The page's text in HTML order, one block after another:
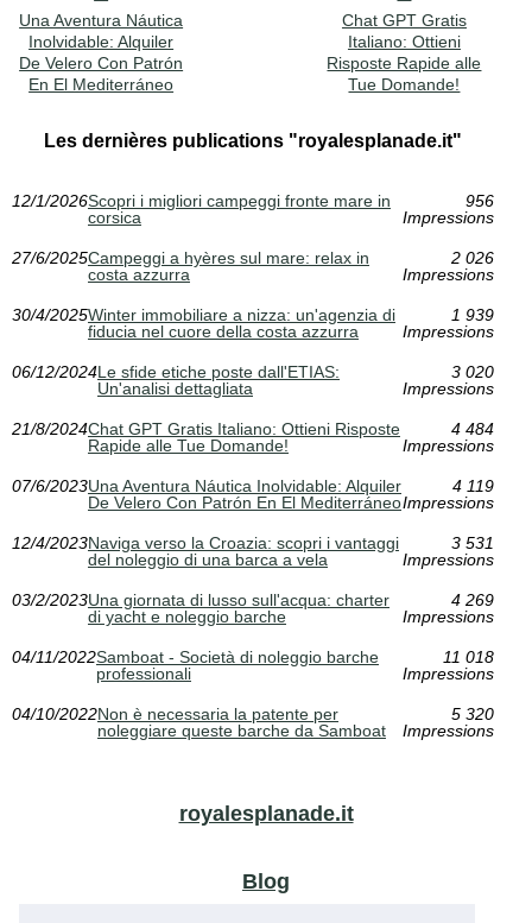
Una Aventura Náutica
Inolvidable: Alquiler
De Velero Con Patrón
En El Mediterráneo
Chat GPT Gratis
Italiano: Ottieni
Risposte Rapide alle
Tue Domande!
Les dernières publications "royalesplanade.it"
12/1/2026Scopri i migliori campeggi fronte mare in
corsica
956
Impressions
27/6/2025Campeggi a hyères sul mare: relax in
costa azzurra
2 026
Impressions
30/4/2025Winter immobiliare a nizza: un'agenzia di
fiducia nel cuore della costa azzurra
1 939
Impressions
06/12/2024Le sfide etiche poste dall'ETIAS:
Un'analisi dettagliata
3 020
Impressions
21/8/2024Chat GPT Gratis Italiano: Ottieni Risposte
Rapide alle Tue Domande!
4 484
Impressions
07/6/2023Una Aventura Náutica Inolvidable: Alquiler
De Velero Con Patrón En El Mediterráneo
4 119
Impressions
12/4/2023Naviga verso la Croazia: scopri i vantaggi
del noleggio di una barca a vela
3 531
Impressions
03/2/2023Una giornata di lusso sull'acqua: charter
di yacht e noleggio barche
4 269
Impressions
04/11/2022Samboat - Società di noleggio barche
professionali
11 018
Impressions
04/10/2022Non è necessaria la patente per
noleggiare queste barche da Samboat
5 320
Impressions
royalesplanade.it
Blog